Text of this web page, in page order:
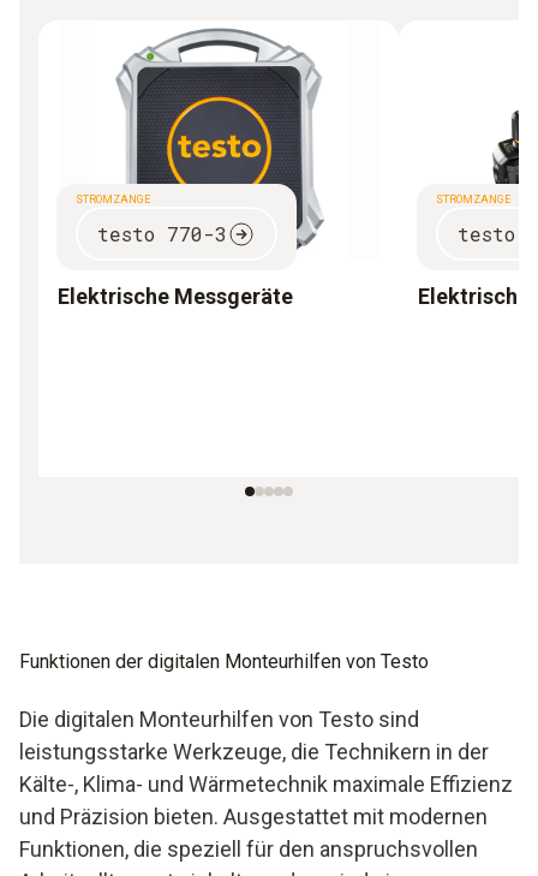
STROMZANGE
testo 770-3
Elektrische Messgeräte
STROMZANGE
testo
Elektrische
Funktionen der digitalen Monteurhilfen von Testo
Die digitalen Monteurhilfen von Testo sind
leistungsstarke Werkzeuge, die Technikern in der
Kälte-, Klima- und Wärmetechnik maximale Effizienz
und Präzision bieten. Ausgestattet mit modernen
Funktionen, die speziell für den anspruchsvollen